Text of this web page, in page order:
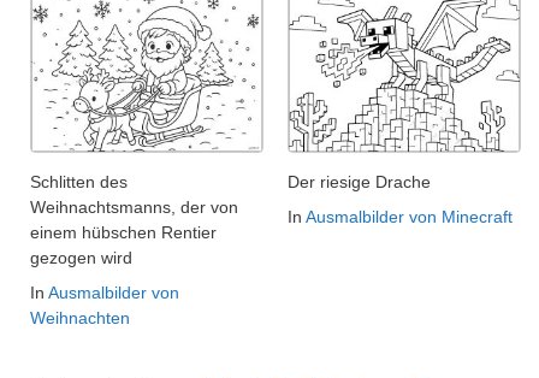
Schlitten des
Weihnachtsmanns, der von
einem hübschen Rentier
gezogen wird
In Ausmalbilder von
Weihnachten
Der riesige Drache
In Ausmalbilder von Minecraft